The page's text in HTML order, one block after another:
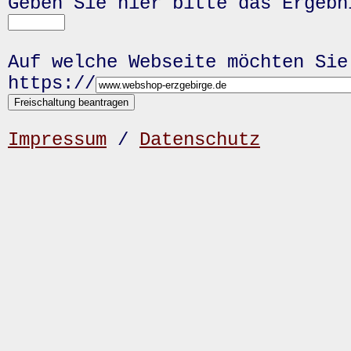
Auf welche Webseite möchten
https://
Impressum / Datenschutz